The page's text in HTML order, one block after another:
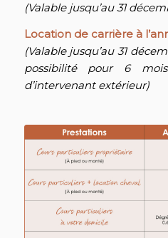
(Valable jusqu’au 31
Location de carrière à
(Valable jusqu’au 31
possibilité pour 6
d’intervenant extérieur)